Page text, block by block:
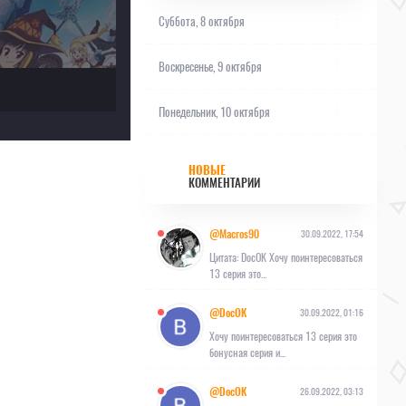
Суббота, 8 октября
Воскресенье, 9 октября
Понедельник, 10 октября
НОВЫЕ
КОММЕНТАРИИ
@Macros90 30.09.2022, 17:54
Цитата: DocOK Хочу поинтересоваться
13 серия это...
@DocOK 30.09.2022, 01:16
Хочу поинтересоваться 13 серия это
бонусная серия и...
@DocOK 26.09.2022, 03:13